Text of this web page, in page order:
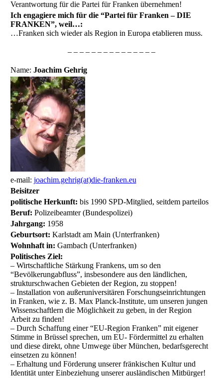
Verantwortung für die Partei für Franken übernehmen!
Ich engagiere mich für die “Partei für Franken – DIE
FRANKEN”, weil…:
…Franken sich wieder als Region in Europa etablieren muss.
– – – – – – – – – – – – – – –
Name: Joachim Gehrig
e-mail: joachim.gehrig(at)die-franken.eu
Beisitzer
politische Herkunft: bis 1990 SPD-Mitglied, seitdem parteilos
Beruf: Polizeibeamter (Bundespolizei)
Jahrgang: 1958
Geburtsort: Karlstadt am Main (Unterfranken)
Wohnhaft in: Gambach (Unterfranken)
Politisches Ziel:
– Wirtschaftliche Stärkung Frankens, um so den
“Bevölkerungabfluss”, insbesondere aus den ländlichen,
strukturschwachen Gebieten der Region, zu stoppen!
– Installation von außeruniversitären Forschungseinrichtungen
in Franken, wie z. B. Max Planck-Institute, um unseren jungen
Wissenschaftlern die Möglichkeit zu geben, in der Region
Arbeit zu finden!
– Durch Schaffung einer “EU-Region Franken” mit eigener
Stimme in Brüssel sprechen, um EU- Fördermittel zu erhalten
und diese direkt, ohne Umwege über München, bedarfsgerecht
einsetzen zu können!
– Erhaltung und Förderung unserer fränkischen Kultur und
Identität unter Einbeziehung unserer ausländischen Mitbürger!